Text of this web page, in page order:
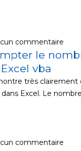
commentaire
le
vba
très
Excel. Le
commentaire